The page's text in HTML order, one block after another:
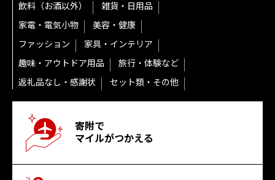
飲料（お酒以外）
雑貨・日用品
家電・電気小物
美容・健康
ファッション
家具・インテリア
趣味・アウトドア用品
旅行・体験など
返礼品なし・感謝状
セット類・その他
寄附で
マイルがつかえる